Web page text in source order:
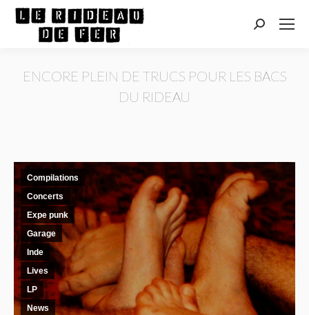
Recherche
ENCORE PLEIN DE TRUCS POUR LES BACS
DU RIDEAU
Compilations
Concerts
Expe punk
Garage
Inde
Lives
LP
News